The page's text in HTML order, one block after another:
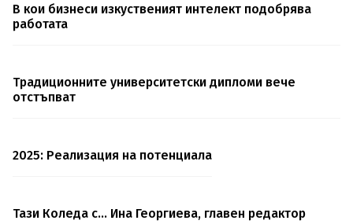
В кои бизнеси изкуственият интелект подобрява
работата
Традиционните университетски дипломи вече
отстъпват
2025: Реализация на потенциала
Тази Коледа с... Ина Георгиева, главен редактор